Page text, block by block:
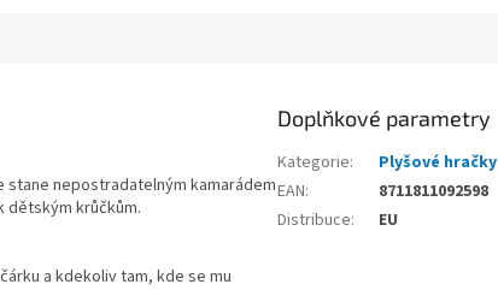
stane nepostradatelným kamarádem
dětským krůčkům.
a kdekoliv tam, kde se mu
Doplňkové parametry
Kategorie:
Plyšové hračky
EAN:
8711811092598
Distribuce: EU